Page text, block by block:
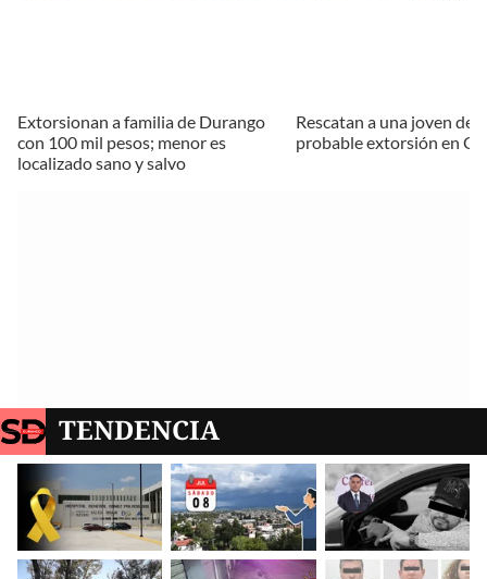
Extorsionan a familia de Durango
con 100 mil pesos; menor es
localizado sano y salvo
Rescatan a una joven de
probable extorsión en
TENDENCIA